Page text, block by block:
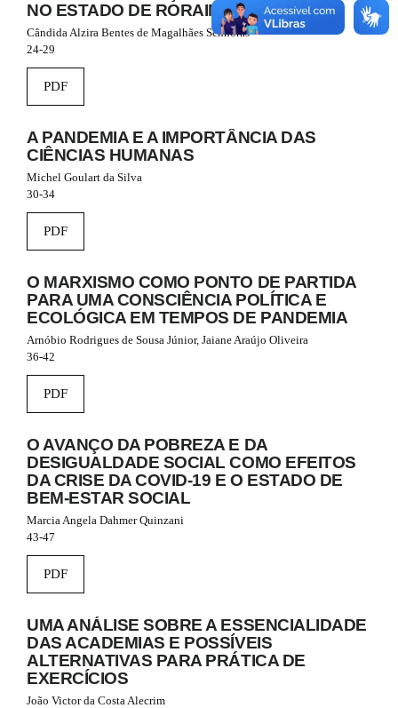
n
c
o
e
t
#
#
#
#
g
i
n
s
.
t
h
m
s
.
b
o
o
t
a
3
.
a
c
c
NO ESTADO DE RORAIMA
Cândida Alzira Bentes de Magalhães Senhoras
24-29
PDF
A PANDEMIA E A IMPORTÂNCIA DAS
CIÊNCIAS HUMANAS
Michel Goulart da Silva
30-34
PDF
O MARXISMO COMO PONTO DE PARTIDA
PARA UMA CONSCIÊNCIA POLÍTICA E
ECOLÓGICA EM TEMPOS DE PANDEMIA
Arnóbio Rodrigues de Sousa Júnior, Jaiane Araújo Oliveira
36-42
PDF
O AVANÇO DA POBREZA E DA
DESIGUALDADE SOCIAL COMO EFEITOS
DA CRISE DA COVID-19 E O ESTADO DE
BEM-ESTAR SOCIAL
Marcia Angela Dahmer Quinzani
43-47
PDF
UMA ANÁLISE SOBRE A ESSENCIALIDADE
DAS ACADEMIAS E POSSÍVEIS
ALTERNATIVAS PARA PRÁTICA DE
EXERCÍCIOS
João Victor da Costa Alecrim